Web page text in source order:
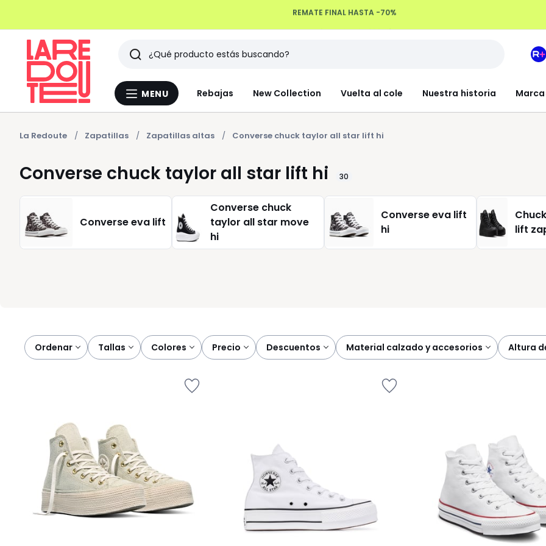
Devoluciones hasta 100 días
Menu
MENU Rebajas New Collection Vuelta al cole Nuestra historia
Buscar
Últimos
artículos
vistos
Mi
La Redoute Zapatillas Zapatillas altas Converse chuck taylor all star lift hi
Converse chuck taylor all star lift hi 30
Converse eva lift
Converse chuck
taylor all star move
hi
Converse eva lift
hi
lift
Ordenar
tallas colores precio descuentos material calzado y accesorios altura